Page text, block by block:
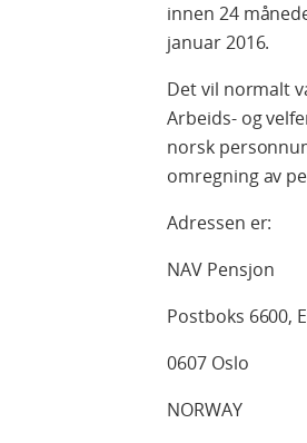
innen 24
januar 2016.
Det vil normalt
Arbeids- og
norsk
omregning av
Adressen er:
NAV Pensjon
Postboks 6600,
0607 Oslo
NORWAY